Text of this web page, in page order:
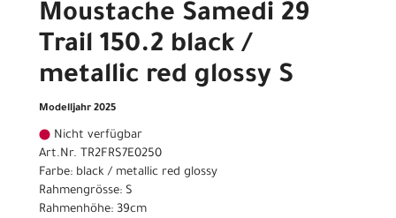
Moustache Samedi 29
Trail 150.2 black /
metallic red glossy S
Modelljahr 2025
Nicht verfügbar
Art.Nr. TR2FRS7E0250
Farbe: black / metallic red glossy
Rahmengrösse: S
Rahmenhöhe: 39cm